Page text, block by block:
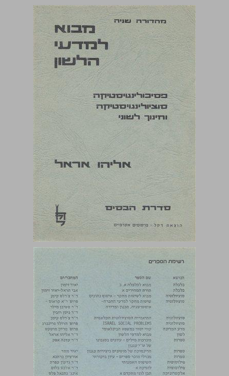
מבוא למדעי הלשון פסיכולינגויסטיקה סוציולינגויסטיקה וחינוך לשוני ... 0
תוכן ... 1